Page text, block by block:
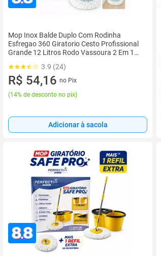
Mop Inox Balde Duplo Com Rodinha
Esfregao 360 Giratorio Cesto Profissional
Grande 12 Litros Rodo Vassoura 2 Em 1
3.9 (24)
R$ 54,16 no Pix
(14% de desconto no pix)
Adicionar à sacola